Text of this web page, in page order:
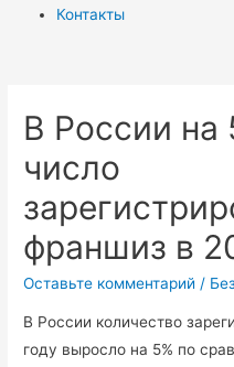
Контакты
В России на
число
франшиз в
Оставьте комментарий /
В России количество
году выросло на 5% по